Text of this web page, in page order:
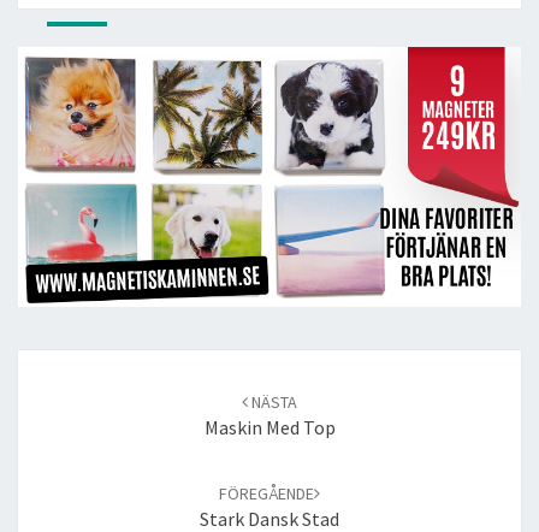
NÄSTA
Maskin Med Top
FÖREGÅENDE
Stark Dansk Stad